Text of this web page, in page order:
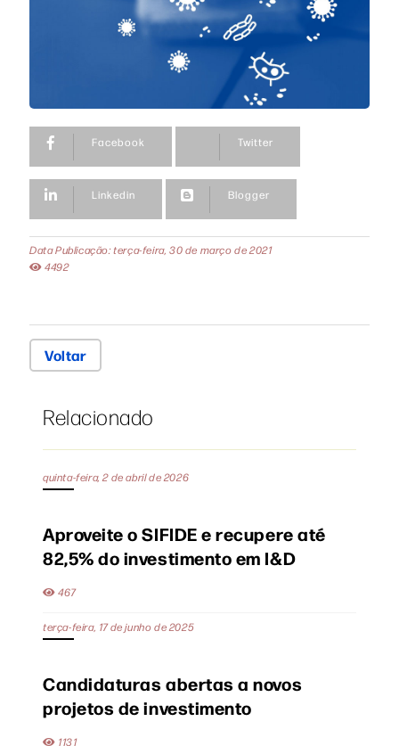
Facebook Twitter
Linkedin Blogger
Data Publicação: terça-feira, 30 de março de 2021
4492
Voltar
Relacionado
quinta-feira, 2 de abril de 2026
Aproveite o SIFIDE e recupere até
82,5% do investimento em I&D
467
terça-feira, 17 de junho de 2025
Candidaturas abertas a novos
projetos de investimento
1131